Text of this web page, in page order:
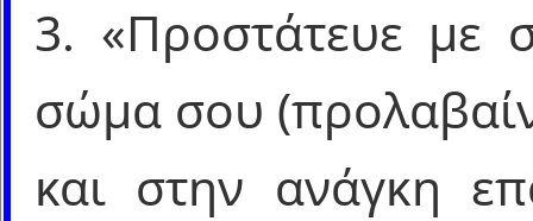
3. «Προστάτευε με
σώμα σου
και στην ανάγκη